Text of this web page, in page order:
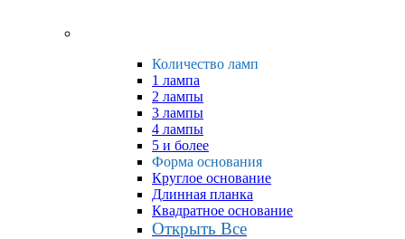
Количество ламп
1 лампа
2 лампы
3 лампы
4 лампы
5 и более
Форма основания
Круглое основание
Длинная планка
Квадратное основание
Открыть Все